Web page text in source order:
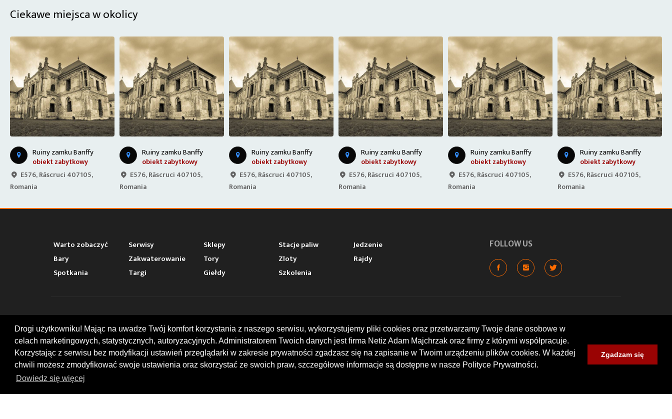
Drogi użytkowniku! Mając na uwadze Twój komfort korzystania z naszego serwisu, wykorzystujemy pliki cookies oraz przetwarzamy Twoje dane osobowe w
celach marketingowych, statystycznych, autoryzacyjnych. Administratorem Twoich danych jest firma Netiz Adam Majchrzak oraz firmy z którymi współpracuje.
Korzystając z serwisu bez modyfikacji ustawień przeglądarki w zakresie prywatności zgadzasz się na zapisanie w Twoim urządzeniu plików cookies. W każdej
chwili możesz zmodyfikować swoje ustawienia oraz skorzystać ze swoich praw, szczegółowe informacje są dostępne w nasze Polityce Prywatności.
Dowiedz się więcej
Zgadzam się
Ciekawe miejsca w okolicy
Ruiny zamku Banffy
obiekt zabytkowy
E576, Răscruci 407105,
Romania
Ruiny zamku Banffy
obiekt zabytkowy
E576, Răscruci 407105,
Romania
Ruiny zamku Banffy
obiekt zabytkowy
E576, Răscruci 407105,
Romania
Ruiny zamku Banffy
obiekt zabytkowy
E576, Răscruci 407105,
Romania
Ruiny zamku Banffy
obiekt zabytkowy
E576, Răscruci 407105,
Romania
Ruiny zamku Banffy
obiekt zabytkowy
E576, Răscruci 407105,
Romania
Warto zobaczyć Serwisy Sklepy Stacje paliw
Jedzenie
Bary
Zakwaterowanie Tory Zloty
Rajdy
Spotkania
Targi Giełdy Szkolenia
FOLLOW US
© 2026 by MotoWhizzer.com
All rights reserved.
KONTAKT
ul. Chopina 16, I piętro
47-400 Racibórz
+48 519 739 378
MOTOWHIZZER.COM
Baza ciekawych miejsc motocyklowych, wartych odwiedzenia
w trakcie podróży. Przydatne lokalizacje: warsztaty, sklepy,
stacje benzynowe. Kalendarium zlotów i spotkań